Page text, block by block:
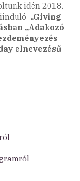
idén 2018.
„Giving
„Adakozó
elnevezésű